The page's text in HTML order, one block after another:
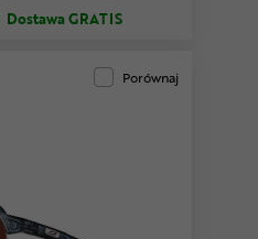
Dostawa GRATIS
Porównaj